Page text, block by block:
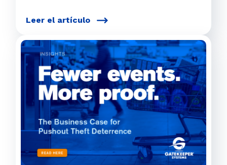
Leer el artículo